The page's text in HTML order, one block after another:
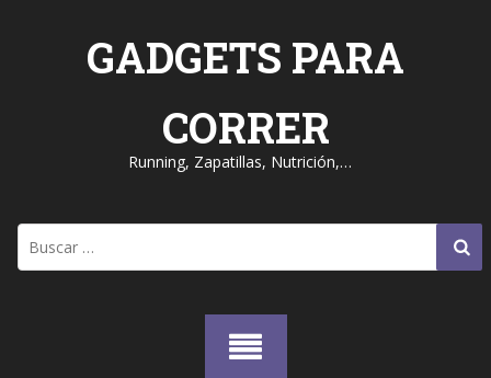
GADGETS PARA
CORRER
Running, Zapatillas, Nutrición,…